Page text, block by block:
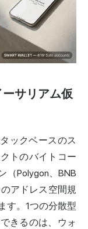
サリアム仮
ックベースのス
トのバイトコー
（Polygon、BNB
アドレス空間規
す。1つの分散型
きるのは、ウォ